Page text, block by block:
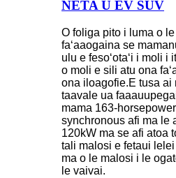
NETA U EV SUV
O foliga pito i luma o
faʻaaogaina se
ulu e fesoʻotaʻi i moli i
o moli e sili atu ona
ona iloagofie.E tusa ai
taavale ua
mama 163-
synchronous afi ma le
120kW ma se afi atoa
tali malosi e fetaui
ma o le malosi i le
le vaivai.